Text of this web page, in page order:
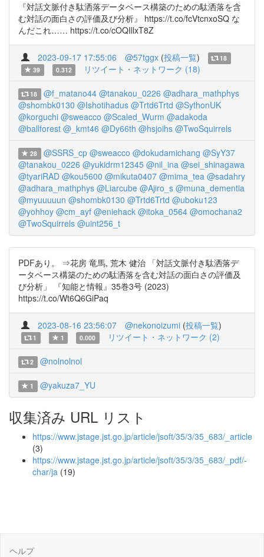
『対話文脈付き駄洒落データベース構築のための駄洒落を含
む対話の面白さの評価及び分析』 https://t.co/fcVtcnxoSQ な
んだこれ…… https://t.co/cOQIllxT8Z
2023-09-17 17:55:06 @57tggx (投稿一覧)
18
39
0.312 リツイート・ネットワーク (18)
18 @f_matano44 @tanakou_0226 @adhara_mathphys
@shombk0130 @Ishotihadus @Trtd6Trtd @SythonUK
@korguchi @sweacco @Scaled_Wurm @adakoda
@ballforest @_kmt46 @Dy66th @hsjoihs @TwoSquirrels
28 @SSRS_cp @sweacco @dokudamichang @SyY37
@tanakou_0226 @yukidrm12345 @nil_ina @sei_shinagawa
@tyariRAD @kou5600 @mikuta0407 @mima_tea @sadahry
@adhara_mathphys @Liarcube @Ajiro_s @muna_dementia
@myuuuuun @shombk0130 @Trtd6Trtd @uboku123
@yohhoy @cm_ayf @eniehack @itoka_0564 @omochana2
@TwoSquirrels @uint256_t
PDFあり。 ⇒花房 竜馬, 荒木 健治 「対話文脈付き駄洒落デ
ータベース構築のための駄洒落を含む対話の面白さの評価及
び分析」 『知能と情報』35巻3号 (2023)
https://t.co/Wt6Q6GiPaq
2023-08-16 23:56:07 @nekonoizumi (投稿一覧)
1 1 0.000 リツイート・ネットワーク (2)
2 @nolnolnol
1 @yakuza7_YU
収集済み URL リスト
https://www.jstage.jst.go.jp/article/jsoft/35/3/35_683/_article
(3)
https://www.jstage.jst.go.jp/article/jsoft/35/3/35_683/_pdf/-
char/ja (19)
ヘルプ